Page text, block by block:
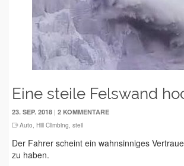
Eine steile Felswand
23. SEP. 2018 | 2 KOMMENTARE
Auto, Hill Climbing, steil
Der Fahrer scheint ein wahnsinniges
zu haben.